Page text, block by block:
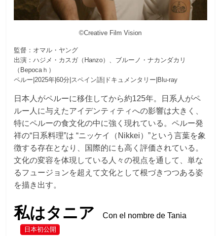
©Creative Film Vision
監督：オマル・ヤング
出演：ハジメ・カスガ（Hanzo）、ブルーノ・ナカンダカリ
（Bepocaｈ）
ペルー|2025年|60分|スペイン語|ドキュメンタリー|Blu-ray
日本人がペルーに移住してから約125年。日系人がペ
ルー人に与えたアイデンティティへの影響は大きく、
特にペルーの食文化の中に強く現れている。ペルー発
祥の“日系料理”は “ニッケイ（Nikkei）”という言葉を象
徴する存在となり、国際的にも高く評価されている。
文化の変容を体現している人々の視点を通して、単な
るフュージョンを超えて文化として根づきつつある姿
を描き出す。
私はタニア Con el nombre de Tania
日本初公開